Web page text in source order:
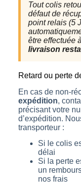
Tout colis
défaut de
point relais (5
être effectuée
livraison
Retard ou perte
En cas de non-
expédition,
précisant votre
d’expédition.
transporteur :
Si le colis
délai
Si la perte
un
nos frais